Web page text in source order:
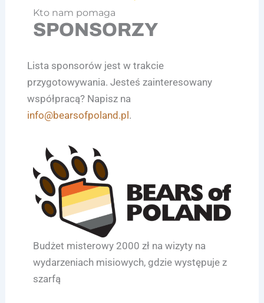
Kto nam pomaga
SPONSORZY
Lista sponsorów jest w trakcie
przygotowywania. Jesteś zainteresowany
współpracą? Napisz na
info@bearsofpoland.pl.
Budżet misterowy 2000 zł na wizyty na
wydarzeniach misiowych, gdzie występuje z
szarfą